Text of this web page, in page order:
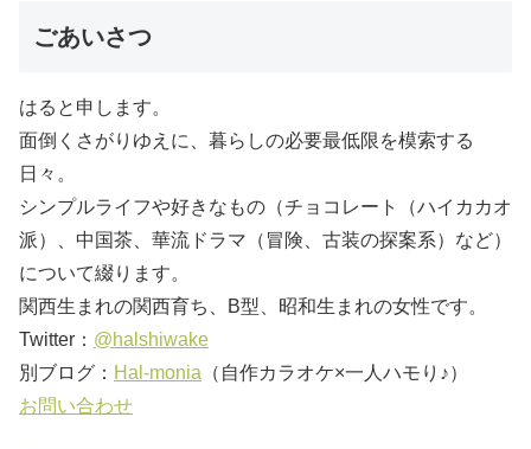
ごあいさつ
はると申します。
面倒くさがりゆえに、暮らしの必要最低限を模索する
日々。
シンプルライフや好きなもの（チョコレート（ハイカカオ
派）、中国茶、華流ドラマ（冒険、古装の探案系）など）
について綴ります。
関西生まれの関西育ち、B型、昭和生まれの女性です。
Twitter： @halshiwake
別ブログ： Hal-monia （自作カラオケ×一人ハモり♪）
お問い合わせ